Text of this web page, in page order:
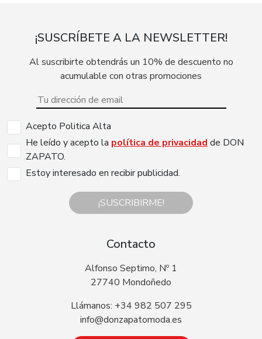
¡SUSCRÍBETE A LA NEWSLETTER!
Al suscribirte obtendrás un 10% de descuento no
acumulable con otras promociones
Acepto Politica Alta
He leído y acepto la política de privacidad de DON
ZAPATO.
Estoy interesado en recibir publicidad.
¡SUSCRIBIRME!
Contacto
Alfonso Septimo, Nº 1
27740 Mondoñedo
Llámanos: +34 982 507 295
info@donzapatomoda.es